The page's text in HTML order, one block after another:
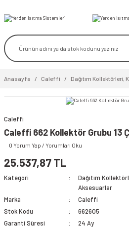
Anasayfa Caleffi Dağıtım
Caleffi
Caleffi 662 Kollektör Grubu 13
0 Yorum Yap / Yorumları Oku
25.537,87 TL
Kategori
Dağıtım
Aksesuarlar
Marka
Caleffi
Stok Kodu
6626O5
Garanti Süresi
24 Ay